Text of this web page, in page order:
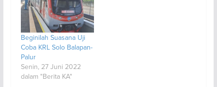
Beginilah Suasana Uji
Coba KRL Solo Balapan-
Palur
Senin, 27 Juni 2022
dalam "Berita KA"